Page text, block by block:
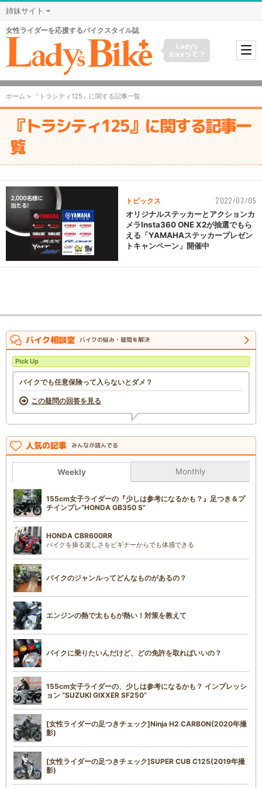
姉妹サイト
女性ライダーを応援するバイクスタイル誌
Lady's
Bikeって？
ホーム > 『トラシティ125』に関する記事一覧
『トラシティ125』に関する記事一
覧
トピックス 2022/03/05
オリジナルステッカーとアクションカ
メラInsta360 ONE X2が抽選でもら
える「YAMAHAステッカープレゼン
トキャンペーン」開催中
バイク相談室 バイクの悩み・疑問を解決
Pick Up
バイクでも任意保険って入らないとダメ？
この疑問の回答を見る
人気の記事 みんなが読んでる
Weekly Monthly
155cm女子ライダーの『少しは参考になるかも？』足つき＆プ
チインプレ“HONDA GB350 S”
HONDA CBR600RR
バイクを操る楽しさをビギナーからでも体感できる
バイクのジャンルってどんなものがあるの？
エンジンの熱で太ももが熱い！対策を教えて
バイクに乗りたいんだけど、どの免許を取ればいいの？
155cm女子ライダーの、少しは参考になるかも？ インプレッシ
ョン “SUZUKI GIXXER SF250”
[女性ライダーの足つきチェック]Ninja H2 CARBON(2020年撮
影)
[女性ライダーの足つきチェック]SUPER CUB C125(2019年撮
影)